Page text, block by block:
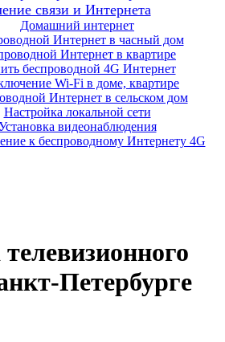
связи и Интернета
Домашний интернет
Интернет в часный дом
Интернет в квартире
беспроводной 4G Интернет
Wi-Fi в доме, квартире
Интернет в сельском дом
Настройка локальной сети
видеонаблюдения
к беспроводному Интернету 4G
Петербурге